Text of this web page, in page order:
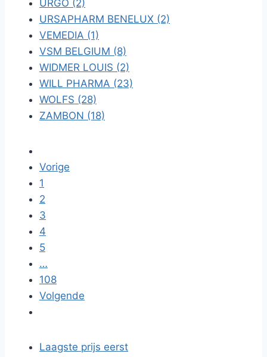
URGO (2)
URSAPHARM BENELUX (2)
VEMEDIA (1)
VSM BELGIUM (8)
WIDMER LOUIS (2)
WILL PHARMA (23)
WOLFS (28)
ZAMBON (18)
Vorige
1
2
3
4
5
…
108
Volgende
Laagste prijs eerst